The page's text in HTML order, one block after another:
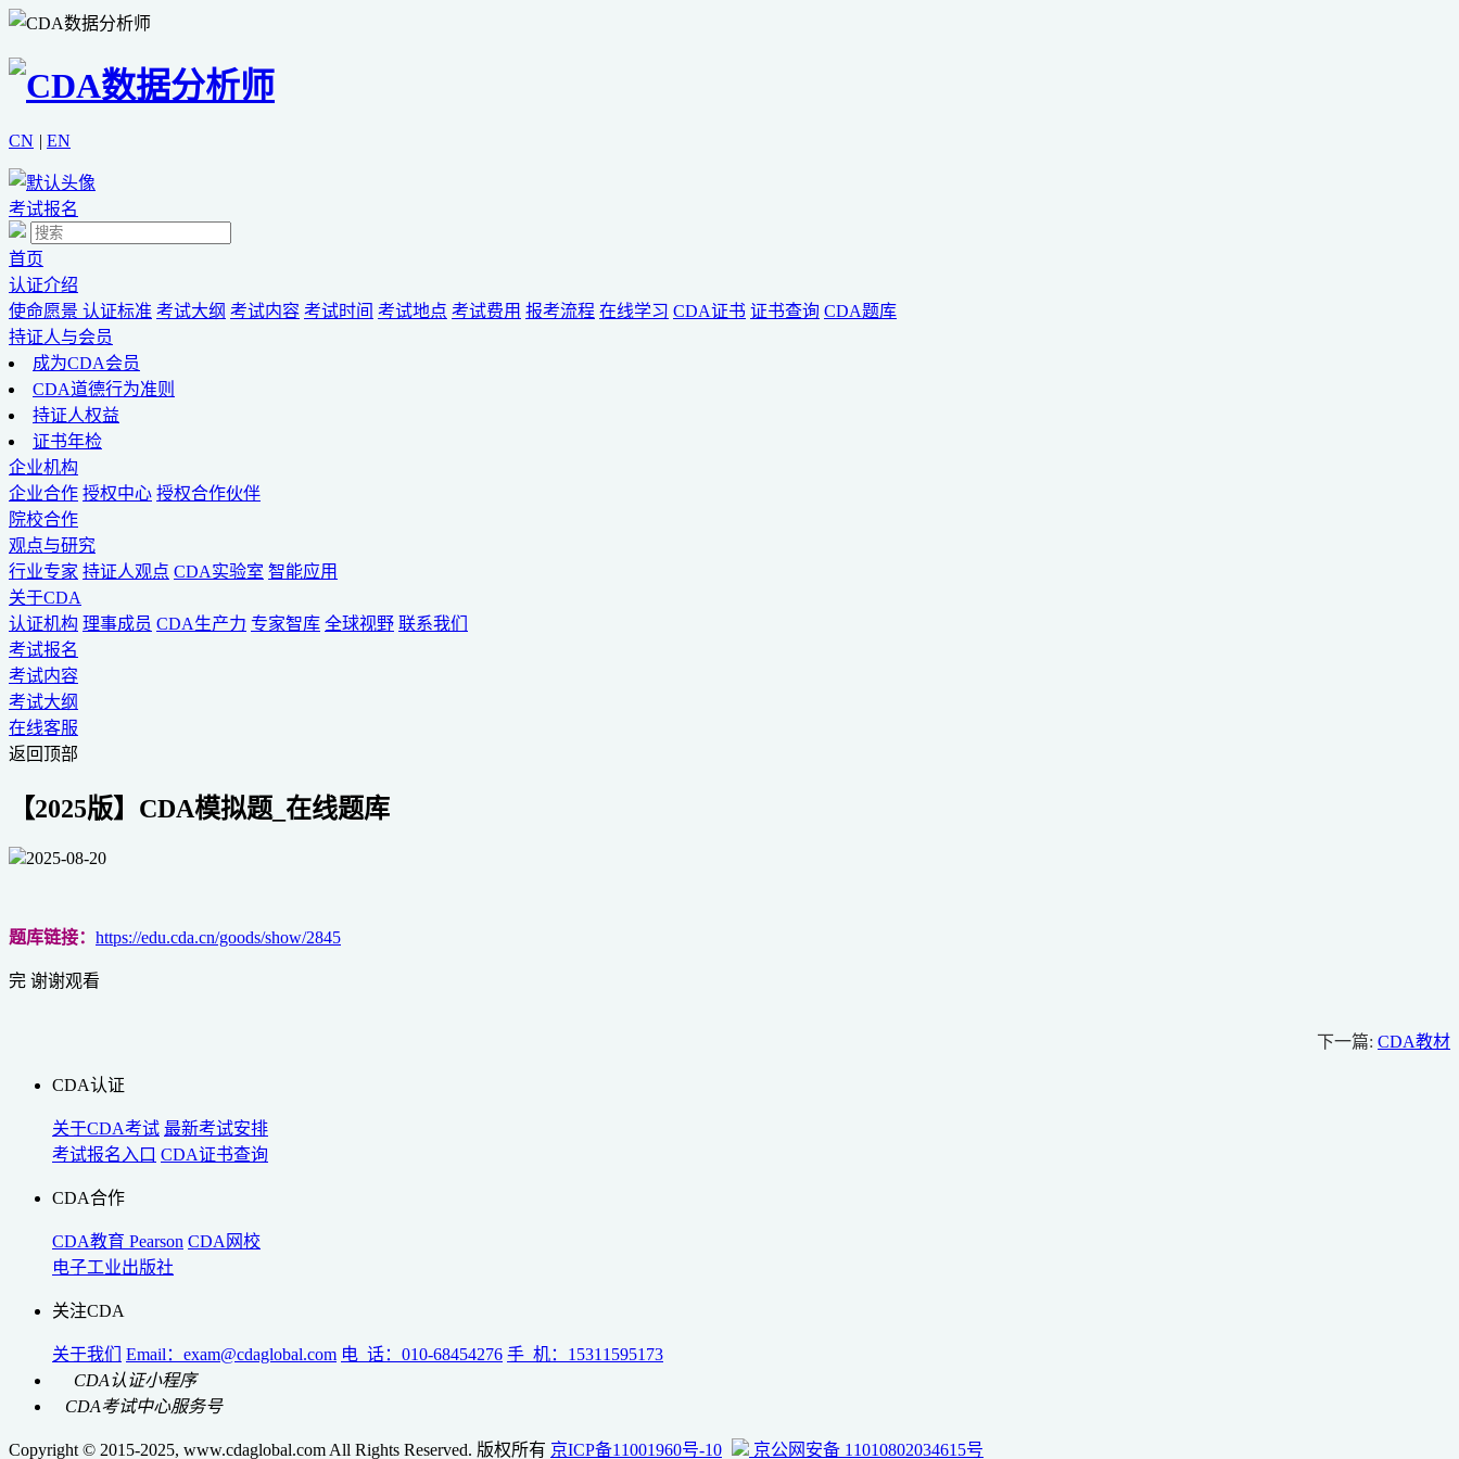
CN | EN
考试报名
首页
认证介绍
使命愿景 认证标准 考试大纲 考试内容 考试时间 考试地点 考试费用 报考流程 在线学习 CDA证书 证书查询 CDA题库
持证人与会员
成为CDA会员
CDA道德行为准则
持证人权益
证书年检
企业机构
企业合作 授权中心 授权合作伙伴
院校合作
观点与研究
行业专家 持证人观点 CDA实验室 智能应用
关于CDA
认证机构 理事成员 CDA生产力 专家智库 全球视野 联系我们
考试报名
考试内容
考试大纲
在线客服
返回顶部
【2025版】CDA模拟题_在线题库
2025-08-20
题库链接： https://edu.cda.cn/goods/show/2845
完 谢谢观看
下一篇: CDA教材
CDA认证
关于CDA考试 最新考试安排
考试报名入口 CDA证书查询
CDA合作
CDA教育 Pearson CDA网校
电子工业出版社
关注CDA
关于我们 Email：exam@cdaglobal.com 电 话：010-68454276 手 机：15311595173
CDA认证小程序
CDA考试中心服务号
Copyright © 2015-2025, www.cdaglobal.com All Rights Reserved. 版权所有 京ICP备11001960号-10 京公网安备 11010802034615号